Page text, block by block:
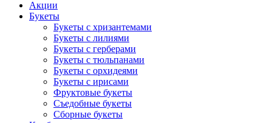
Акции
Букеты
Букеты с хризантемами
Букеты с лилиями
Букеты с герберами
Букеты с тюльпанами
Букеты с орхидеями
Букеты с ирисами
Фруктовые букеты
Съедобные букеты
Сборные букеты